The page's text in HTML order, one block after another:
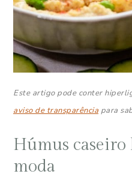
Este artigo pode conter
aviso de transparência para
Húmus
moda